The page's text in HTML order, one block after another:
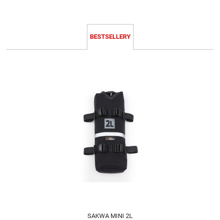
BESTSELLERY
SAKWA MINI 2L